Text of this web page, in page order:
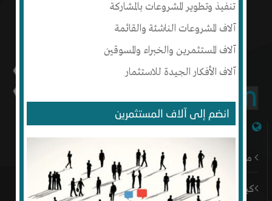
تنفيذ وتطوير المشروعات بالمشاركة
آلاف المشروعات الناشئة والقائمة
آلاف المستثمرين والخبراء والمسوقين
آلاف الأفكار الجيدة للاستثمار
انضم إلى آلاف المستثمرين
شبكة إنتج
من نحن
كيف أبدأ